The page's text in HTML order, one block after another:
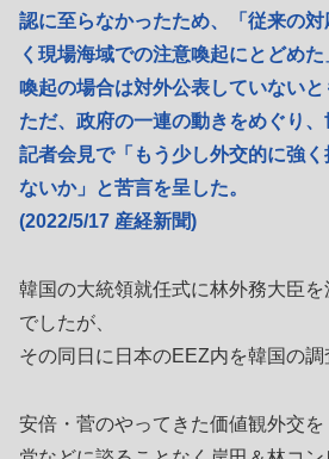
認に至らなかったため、「従来の
く現場海域での注意喚起にとどめ
喚起の場合は対外公表していないと
ただ、政府の一連の動きをめぐり
記者会見で「もう少し外交的に強
ないか」と苦言を呈した。
(2022/5/17 産経新聞)
韓国の大統領就任式に林外務大臣
でしたが、
その同日に日本のEEZ内を韓国の調
安倍・菅のやってきた価値観外交を